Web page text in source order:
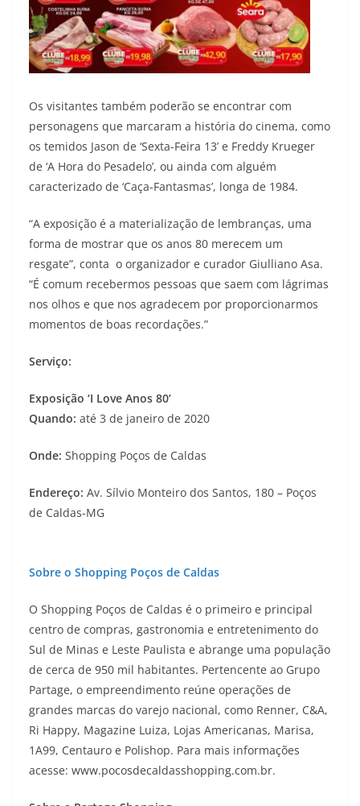
Os visitantes também poderão se encontrar com
personagens que marcaram a história do cinema, como
os temidos Jason de ‘Sexta-Feira 13’ e Freddy Krueger
de ‘A Hora do Pesadelo’, ou ainda com alguém
caracterizado de ‘Caça-Fantasmas’, longa de 1984.
“A exposição é a materialização de lembranças, uma
forma de mostrar que os anos 80 merecem um
resgate”, conta o organizador e curador Giulliano Asa.
“É comum recebermos pessoas que saem com lágrimas
nos olhos e que nos agradecem por proporcionarmos
momentos de boas recordações.”
Serviço:
Exposição ‘I Love Anos 80’
Quando: até 3 de janeiro de 2020
Onde: Shopping Poços de Caldas
Endereço: Av. Sílvio Monteiro dos Santos, 180 – Poços
de Caldas-MG
Sobre o Shopping Poços de Caldas
O Shopping Poços de Caldas é o primeiro e principal
centro de compras, gastronomia e entretenimento do
Sul de Minas e Leste Paulista e abrange uma população
de cerca de 950 mil habitantes. Pertencente ao Grupo
Partage, o empreendimento reúne operações de
grandes marcas do varejo nacional, como Renner, C&A,
Ri Happy, Magazine Luiza, Lojas Americanas, Marisa,
1A99, Centauro e Polishop. Para mais informações
acesse: www.pocosdecaldasshopping.com.br.